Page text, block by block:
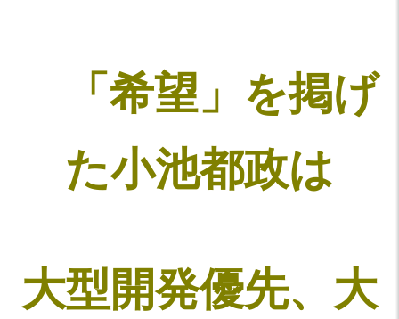
「希望」を掲げ
た小池都政は
大型開発優先、大